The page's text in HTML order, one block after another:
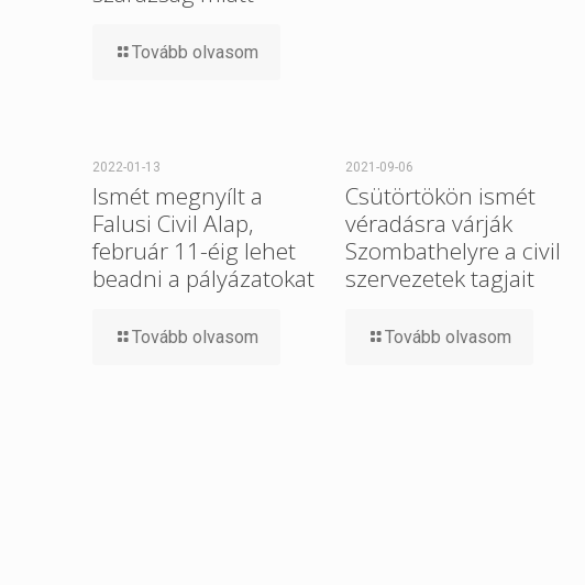
Tovább olvasom
2022-01-13
Ismét megnyílt a
Falusi Civil Alap,
február 11-éig lehet
beadni a pályázatokat
Tovább olvasom
2021-09-06
Csütörtökön ismét
véradásra várják
Szombathelyre a civil
szervezetek tagjait
Tovább olvasom